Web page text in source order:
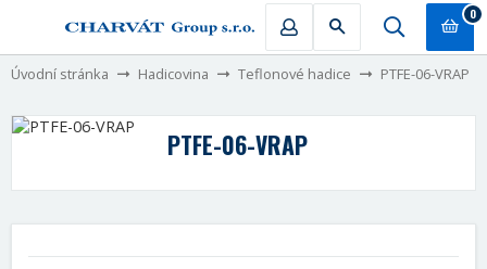
0
Úvodní stránka Hadicovina Teflonové hadice PTFE-06-VRAP
PTFE-06-VRAP